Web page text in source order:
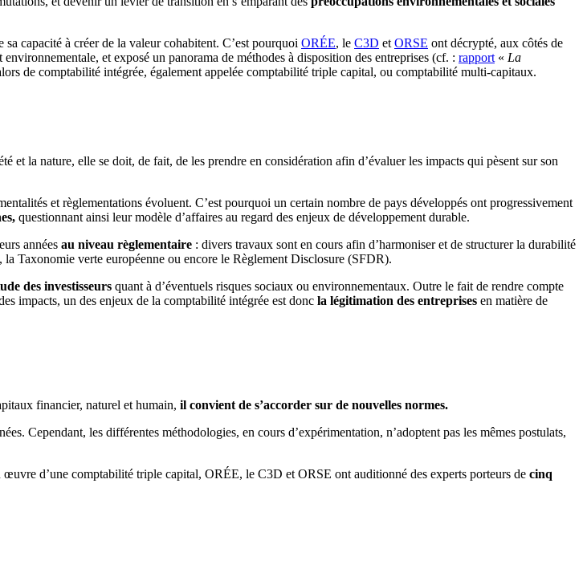
capacité à créer de la valeur cohabitent. C’est pourquoi ORÉE, le C3D et ORSE ont décrypté, aux côtés de
et exposé un panorama de méthodes à disposition des entreprises (cf. : rapport « La
de comptabilité intégrée, également appelée comptabilité triple capital, ou comptabilité multi-capitaux.
et la nature, elle se doit, de fait, de les prendre en considération afin d’évaluer les impacts qui pèsent sur son
et règlementations évoluent. C’est pourquoi un certain nombre de pays développés ont progressivement
questionnant ainsi leur modèle d’affaires au regard des enjeux de développement durable.
années au niveau règlementaire : divers travaux sont en cours afin d’harmoniser et de structurer la durabilité
Taxonomie verte européenne ou encore le Règlement Disclosure (SFDR).
des investisseurs quant à d’éventuels risques sociaux ou environnementaux. Outre le fait de rendre compte
impacts, un des enjeux de la comptabilité intégrée est donc la légitimation des entreprises en matière de
financier, naturel et humain, il convient de s’accorder sur de nouvelles normes.
Cependant, les différentes méthodologies, en cours d’expérimentation, n’adoptent pas les mêmes postulats,
d’une comptabilité triple capital, ORÉE, le C3D et ORSE ont auditionné des experts porteurs de cinq